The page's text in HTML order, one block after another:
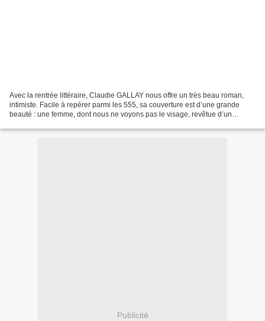
Avec la rentrée littéraire, Claudie GALLAY nous offre un très beau roman,
intimiste. Facile à repérer parmi les 555, sa couverture est d’une grande
beauté : une femme, dont nous ne voyons pas le visage, revêtue d’un
Publicité